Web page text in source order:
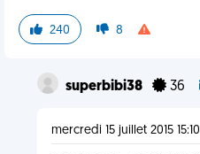
240 8
superbibi38 36
mercredi 15 juillet 2015 15:10